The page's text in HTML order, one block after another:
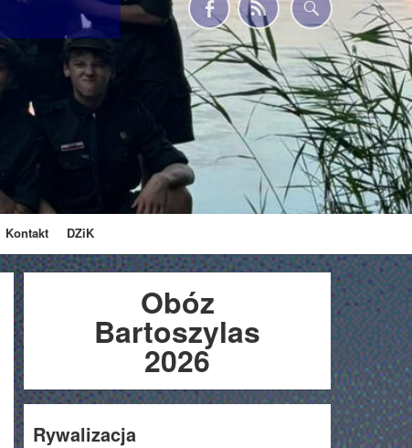
Kontakt DZiK
Obóz
Bartoszylas
2026
Rywalizacja